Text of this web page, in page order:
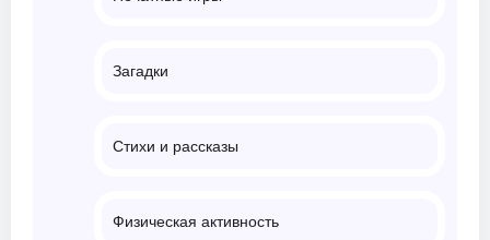
Загадки
Стихи и рассказы
Физическая активность